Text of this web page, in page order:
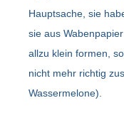
Hauptsache, sie
sie aus
allzu klein formen,
nicht mehr richtig
Wassermelone).